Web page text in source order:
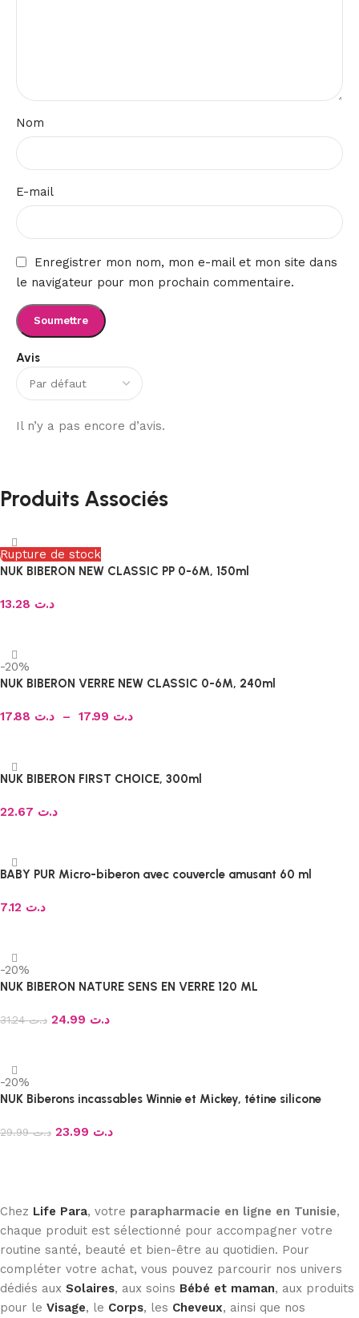
Avis
Il n’y a pas encore d’avis.
Nom
E-mail
Enregistrer mon nom, mon e-mail et mon site dans
le navigateur pour mon prochain commentaire.
Produits Associés
Rupture de stock
NUK BIBERON NEW CLASSIC PP 0-6M, 150ml
د.ت
-20%
NUK BIBERON VERRE NEW CLASSIC 0-6M, 240ml
د.ت – د.ت
NUK BIBERON FIRST CHOICE, 300ml
د.ت
BABY PUR Micro-biberon avec couvercle amusant 60 ml
د.ت
-20%
NUK BIBERON NATURE SENS EN VERRE 120 ML
د.ت31.24 د.ت
-20%
NUK Biberons incassables Winnie et Mickey, tétine silicone
د.ت29.99 د.ت
Chez Life Para, votre parapharmacie en ligne en Tunisie,
chaque produit est sélectionné pour accompagner votre
routine santé, beauté et bien-être au quotidien. Pour
compléter votre achat, vous pouvez parcourir nos univers
dédiés aux Solaires, aux soins Bébé et maman, aux produits
pour le Visage, le Corps, les Cheveux, ainsi que nos